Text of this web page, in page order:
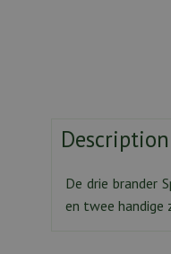
Description
De drie brander
en twee handige